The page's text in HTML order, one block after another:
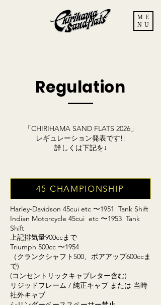
ME
NU
Regulation
「CHIRIHAMA SAND FLATS 2026」
レギュレーション発表です!!
詳しくは下記を↓
45 CHAMPIONSHIP
Harley-Davidson 45cui etc 〜1951 Tank Shift
Indian Motorcycle 45cui etc 〜1953 Tank
Shift
上記排気量900ccまで
Triumph 500cc 〜1954
（クランクシャフト500、ボアアップ600ccま
で)
(コンセントリックキャブレター含む)
リジッドフレーム / 純正キャブ または 当時
社外キャブ